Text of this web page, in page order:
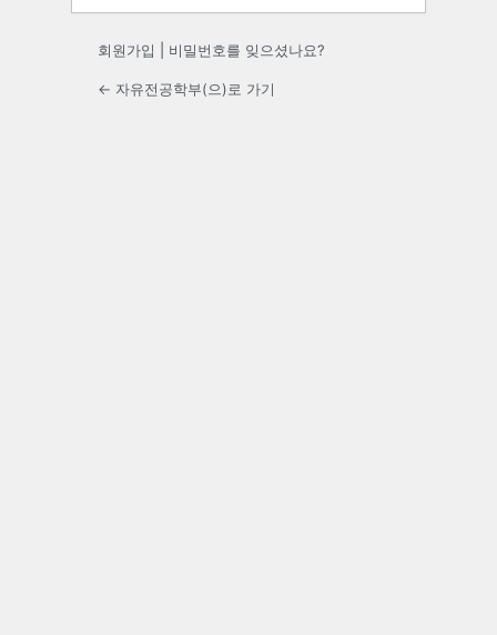
회원가입 비밀번호를 잊으셨나요?
← 자유전공학부(으)로 가기